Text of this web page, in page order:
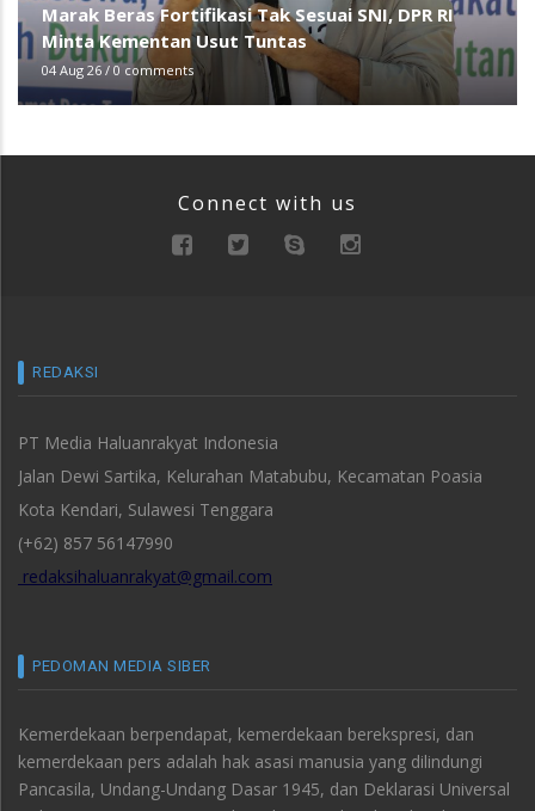
Marak Beras Fortifikasi Tak Sesuai SNI, DPR RI
Minta Kementan Usut Tuntas
04 Aug 26 / 0 comments
Connect with us
REDAKSI
PT Media Haluanrakyat Indonesia
Jalan Dewi Sartika, Kelurahan Matabubu, Kecamatan Poasia
Kota Kendari, Sulawesi Tenggara
(+62) 857 56147990
redaksihaluanrakyat@gmail.com
PEDOMAN MEDIA SIBER
Kemerdekaan berpendapat, kemerdekaan berekspresi, dan
kemerdekaan pers adalah hak asasi manusia yang dilindungi
Pancasila, Undang-Undang Dasar 1945, dan Deklarasi Universal